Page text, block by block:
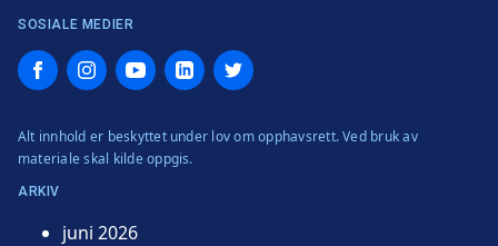
SOSIALE MEDIER
FacebookInstagramYouTubeLinkedInTwitter
Alt innhold er beskyttet under lov om opphavsrett. Ved bruk av
materiale skal kilde oppgis.
ARKIV
juni 2026